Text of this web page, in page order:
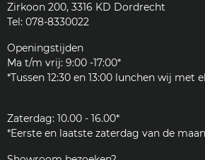
Reviews
Woordenlijst
Accessoires
Reinigingsmiddelen
Onderdelen
JURA
Klantenservice
Zirkoon 200, 3316 KD Dordrecht
Tel: 078-8330022
Openingstijden
Ma t/m vrij: 9:00 -17:00*
*Tussen 12:30 en 13:00 lunchen wij met
Zaterdag: 10.00 - 16.00*
*Eerste en laatste zaterdag van de